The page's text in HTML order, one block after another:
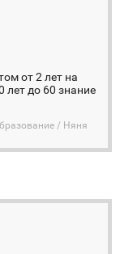
от 2 лет на
лет до 60 знание
/ Няня